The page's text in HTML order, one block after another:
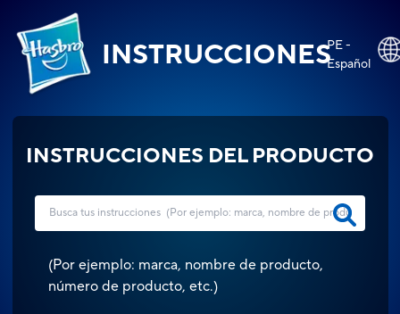
INSTRUCCIONESPE -
Español
INSTRUCCIONES DEL PRODUCTO
(Por ejemplo: marca, nombre de producto,
número de producto, etc.)